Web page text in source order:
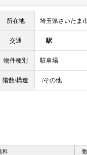
所在地 埼玉県さいたま
交通 駅
物件種別 駐車場
階数/構造 -/その他
料